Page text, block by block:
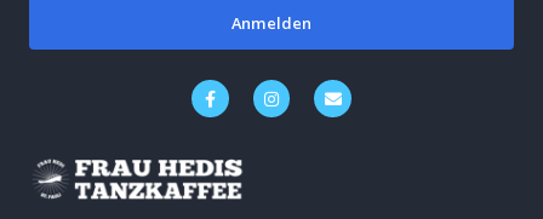
F
a
c
b
o
o
k
I
n
s
E
n
v
Anmelden